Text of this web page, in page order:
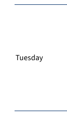
Tuesday